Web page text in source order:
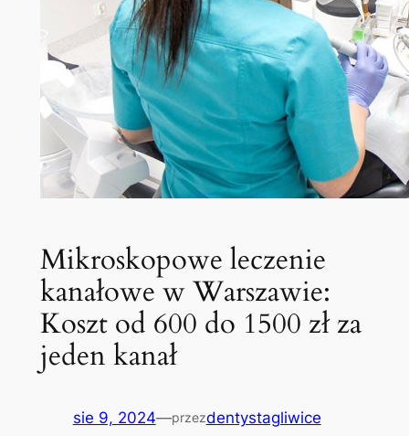
Mikroskopowe leczenie
kanałowe w Warszawie:
Koszt od 600 do 1500 zł za
jeden kanał
sie 9, 2024—przezdentystagliwice